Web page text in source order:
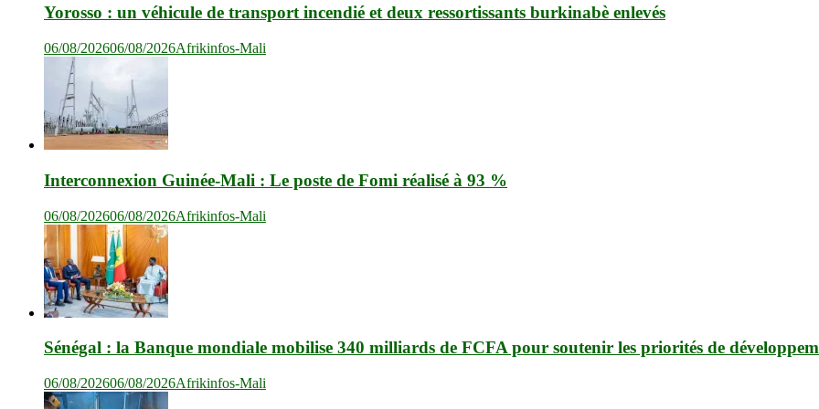
Yorosso : un véhicule de transport incendié et deux ressortissants burkinabè enlevés
06/08/202606/08/2026Afrikinfos-Mali
Interconnexion Guinée-Mali : Le poste de Fomi réalisé à 93 %
06/08/202606/08/2026Afrikinfos-Mali
Sénégal : la Banque mondiale mobilise 340 milliards de FCFA pour soutenir les priorités de
06/08/202606/08/2026Afrikinfos-Mali